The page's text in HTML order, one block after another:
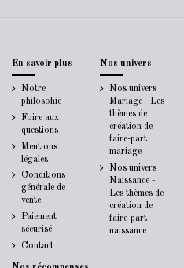
En savoir plus
Notre
philosohie
Foire aux
questions
Mentions
légales
Conditions
générale de
vente
Paiement
sécurisé
Contact
Nos univers
Nos univers
Mariage - Les
thèmes de
création de
faire-part
mariage
Nos univers
Naissance -
Les thèmes de
création de
faire-part
naissance